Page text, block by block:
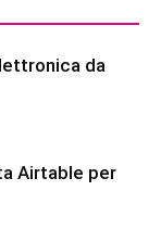
da
Airtable per